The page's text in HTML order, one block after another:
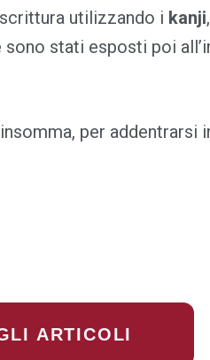
utilizzando i kanji
stati esposti poi
per
ARTICOLI